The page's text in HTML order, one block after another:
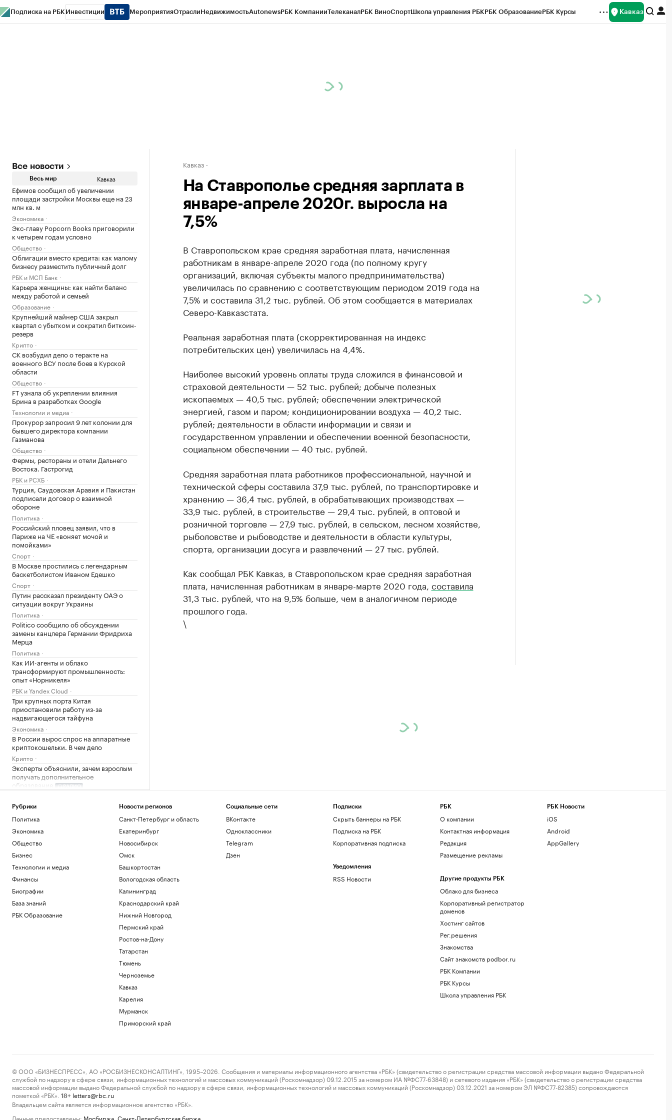
Подписка на РБК Инвестиции МероприятияОтраслиНедвижимостьAutonewsРБК КомпанииТелеканалРБК ВиноСпортШкола управления РБКРБК ОбразованиеРБК Курсы Кавказ
Все новости
Весь мир Кавказ
Ефимов сообщил об увеличении
площади застройки Москвы еще на 23
млн кв. м
Экономика
Экс-главу Popcorn Books приговорили
к четырем годам условно
Общество
Облигации вместо кредита: как малому
бизнесу разместить публичный долг
РБК и МСП Банк
Карьера женщины: как найти баланс
между работой и семьей
Образование
Крупнейший майнер США закрыл
квартал с убытком и сократил биткоин-
резерв
Крипто
СК возбудил дело о теракте на
военного ВСУ после боев в Курской
области
Общество
FT узнала об укреплении влияния
Брина в разработках Google
Технологии и медиа
Прокурор запросил 9 лет колонии для
бывшего директора компании
Газманова
Общество
Фермы, рестораны и отели Дальнего
Востока. Гастрогид
РБК и РСХБ
Турция, Саудовская Аравия и Пакистан
подписали договор о взаимной
обороне
Политика
Российский пловец заявил, что в
Париже на ЧЕ «воняет мочой и
помойками»
Спорт
В Москве простились с легендарным
баскетболистом Иваном Едешко
Спорт
Путин рассказал президенту ОАЭ о
ситуации вокруг Украины
Политика
Politico сообщило об обсуждении
замены канцлера Германии Фридриха
Мерца
Политика
Как ИИ-агенты и облако
трансформируют промышленность:
опыт «Норникеля»
РБК и Yandex Cloud
Три крупных порта Китая
приостановили работу из-за
надвигающегося тайфуна
Экономика
В России вырос спрос на аппаратные
криптокошельки. В чем дело
Крипто
Эксперты объяснили, зачем взрослым
получать дополнительное
образование
РАДИО
Wildberries сообщила о партнерских
хабах для хранения товаров продавцов
Цены на медь показали самый долгий
период роста с 2020 года
Инвестиции
Загрузить еще
Кавказ
На Ставрополье средняя зарплата в
январе-апреле 2020г. выросла на
7,5%
В Ставропольском крае средняя заработная плата, начисленная
работникам в январе-апреле 2020 года (по полному кругу
организаций, включая субъекты малого предпринимательства)
увеличилась по сравнению с соответствующим периодом 2019 года на
7,5% и составила 31,2 тыс. рублей. Об этом сообщается в материалах
Северо-Кавказстата.
Реальная заработная плата (скорректированная на индекс
потребительских цен) увеличилась на 4,4%.
Наиболее высокий уровень оплаты труда сложился в финансовой и
страховой деятельности — 52 тыс. рублей; добыче полезных
ископаемых — 40,5 тыс. рублей; обеспечении электрической
энергией, газом и паром; кондиционировании воздуха — 40,2 тыс.
рублей; деятельности в области информации и связи и
государственном управлении и обеспечении военной безопасности,
социальном обеспечении — 40 тыс. рублей.
Средняя заработная плата работников профессиональной, научной и
технической сферы составила 37,9 тыс. рублей, по транспортировке и
хранению — 36,4 тыс. рублей, в обрабатывающих производствах —
33,9 тыс. рублей, в строительстве — 29,4 тыс. рублей, в оптовой и
розничной торговле — 27,9 тыс. рублей, в сельском, лесном хозяйстве,
рыболовстве и рыбоводстве и деятельности в области культуры,
спорта, организации досуга и развлечений — 27 тыс. рублей.
Как сообщал РБК Кавказ, в Ставропольском крае средняя заработная
плата, начисленная работникам в январе-марте 2020 года, составила
31,3 тыс. рублей, что на 9,5% больше, чем в аналогичном периоде
прошлого года.
\
Рубрики
Политика
Экономика
Общество
Бизнес
Технологии и медиа
Финансы
Биографии
База знаний
РБК Образование
Новости регионов
Санкт-Петербург и область
Екатеринбург
Новосибирск
Омск
Башкортостан
Вологодская область
Калининград
Краснодарский край
Нижний Новгород
Пермский край
Ростов-на-Дону
Татарстан
Тюмень
Черноземье
Кавказ
Карелия
Мурманск
Приморский край
Социальные сети
ВКонтакте
Одноклассники
Telegram
Дзен
Подписки
Скрыть баннеры на РБК
Подписка на РБК
Корпоративная подписка
Уведомления
RSS Новости
РБК
О компании
Контактная информация
Редакция
Размещение рекламы
Другие продукты РБК
Облако для бизнеса
Корпоративный регистратор
доменов
Хостинг сайтов
Рег.решения
Знакомства
Сайт знакомств podbor.ru
РБК Компании
РБК Курсы
Школа управления РБК
РБК Новости
iOS
Android
AppGallery
© ООО «БИЗНЕСПРЕСС», АО «РОСБИЗНЕСКОНСАЛТИНГ», 1995–2026. Сообщения и материалы информационного агентства «РБК» (свидетельство о регистрации средства массовой информации выдано Федеральной
службой по надзору в сфере связи, информационных технологий и массовых коммуникаций (Роскомнадзор) 09.12.2015 за номером ИА №ФС77-63848) и сетевого издания «РБК» (свидетельство о регистрации средства
массовой информации выдано Федеральной службой по надзору в сфере связи, информационных технологий и массовых коммуникаций (Роскомнадзор) 03.12.2021 за номером ЭЛ №ФС77-82385) сопровождаются
пометкой «РБК».
18+ letters@rbc.ru
Владельцем сайта является информационное агентство «РБК».
Данные предоставлены: Мосбиржа Санкт-Петербургская биржа